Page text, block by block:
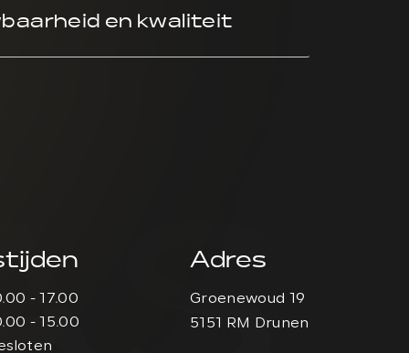
en kwaliteit
- 17.00
- 15.00
Adres
Groenewoud 19
5151 RM Drunen